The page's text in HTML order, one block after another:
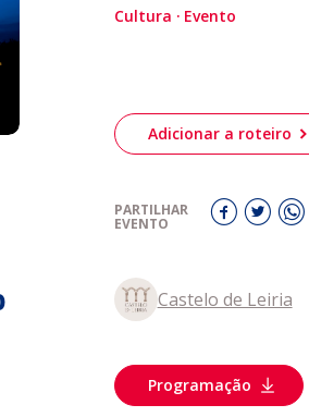
a
Leiriagenda
Desportivos
Cultura Evento
Adicionar a roteiro
PARTILHAR
EVENTO
Castelo de Leiria
Programação